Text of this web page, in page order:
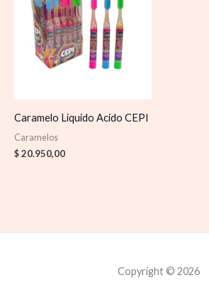
Caramelo Liquido Acido CEPI
Caramelos
$20.950,00
Copyright © 2026